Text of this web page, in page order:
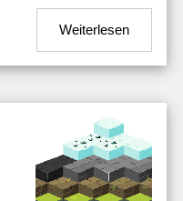
Weiterlesen